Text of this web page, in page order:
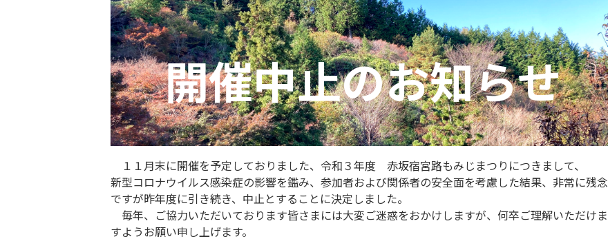
開催中止のお知らせ
１１月末に開催を予定しておりました、令和３年度 赤坂宿宮路もみじまつりにつきまして、
新型コロナウイルス感染症の影響を鑑み、参加者および関係者の安全面を考慮した結果、非常に残念
ですが昨年度に引き続き、中止とすることに決定しました。
毎年、ご協力いただいております皆さまには大変ご迷惑をおかけしますが、何卒ご理解いただけま
すようお願い申し上げます。